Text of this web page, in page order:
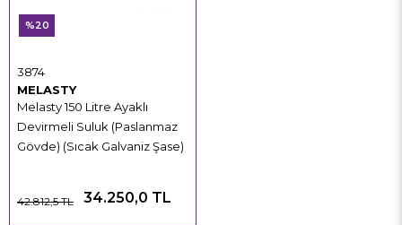
MELASTY
Melasty 150 Litre Ayaklı
Devirmeli Suluk (Paslanmaz
Gövde) (Sıcak Galvaniz Şase)
3874
34.250,0 TL
42.812,5 TL
%20